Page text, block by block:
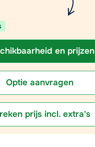
en prijzen
Optie aanvragen
prijs incl. extra's